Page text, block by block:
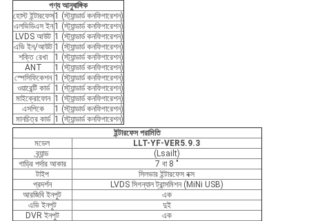
পণ্য আনুষাঙ্গিক
হোস্ট ইন্টারফেস1 (স্ট্যান্ডার্ড কনফিগারেশন)
এলভিডিএস ইন 1 (স্ট্যান্ডার্ড কনফিগারেশন)
LVDS আউট 1 (স্ট্যান্ডার্ড কনফিগারেশন)
এভি ইন/আউট 1 (স্ট্যান্ডার্ড কনফিগারেশন)
শক্তি রেখা
1 (স্ট্যান্ডার্ড কনফিগারেশন)
ANT
1 (স্ট্যান্ডার্ড কনফিগারেশন)
স্পেসিফিকেশন 1 (স্ট্যান্ডার্ড কনফিগারেশন)
ওয়ারেন্টি কার্ড 1 (স্ট্যান্ডার্ড কনফিগারেশন)
মাইক্রোফোন 1 (স্ট্যান্ডার্ড কনফিগারেশন)
এসপিকে
1 (স্ট্যান্ডার্ড কনফিগারেশন)
মানচিত্র কার্ড 1 (স্ট্যান্ডার্ড কনফিগারেশন)
ইন্টারফেস পরামিতি
মডেল
LLT-YF-VER5.9.3
ব্র্যান্ড
(Lsailt)
গাড়ির পর্দার আকার
7 বা 8 "
টাইপ
সিলভার ইন্টারফেস বক্স
প্রদর্শন
LVDS সিগন্যাল ট্রান্সমিশন (MiNi USB)
আরজিবি ইনপুট
এক
এভি ইনপুট
দুই
DVR ইনপুট
এক